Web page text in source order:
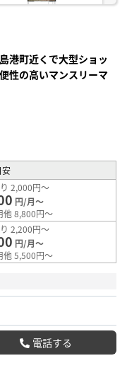
港町近くで大型ショッ
性の高いマンスリーマ
安
2,000円～
円/月～
他 8,800円～
2,200円～
円/月～
他 5,500円～
電話する